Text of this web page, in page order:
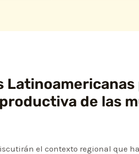
de las
el contexto regional que